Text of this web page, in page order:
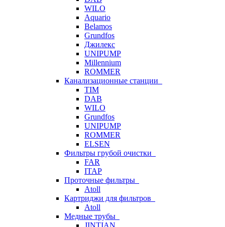
WILO
Aquario
Belamos
Grundfos
Джилекс
UNIPUMP
Millennium
ROMMER
Канализационные станции
TIM
DAB
WILO
Grundfos
UNIPUMP
ROMMER
ELSEN
Фильтры грубой очистки
FAR
ITAP
Проточные фильтры
Atoll
Картриджи для фильтров
Atoll
Медные трубы
JINTIAN